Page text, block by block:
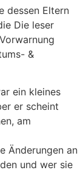
dessen Eltern
Die leser
&
ein kleines
er scheint
am
Änderungen an
und wer sie